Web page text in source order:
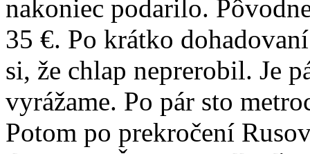
nakoniec podarilo.
35 €. Po krátko
si, že chlap neprerobil. Je
vyrážame. Po pár sto
Potom po prekročení